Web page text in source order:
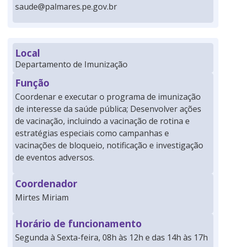
saude@palmares.pe.gov.br
Local
Departamento de Imunização
Função
Coordenar e executar o programa de imunização
de interesse da saúde pública; Desenvolver ações
de vacinação, incluindo a vacinação de rotina e
estratégias especiais como campanhas e
vacinações de bloqueio, notificação e investigação
de eventos adversos.
Coordenador
Mirtes Miriam
Horário de funcionamento
Segunda à Sexta-feira, 08h às 12h e das 14h às 17h